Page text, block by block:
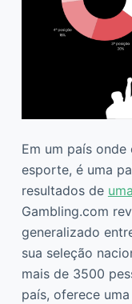
Em um país
esporte, é uma
resultados de
Gambling.com
generalizado
sua seleção
mais de 3500
país, oferece